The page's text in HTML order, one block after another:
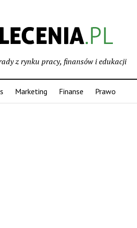
z rynku pracy, finansów i edukacji
Marketing Finanse Prawo